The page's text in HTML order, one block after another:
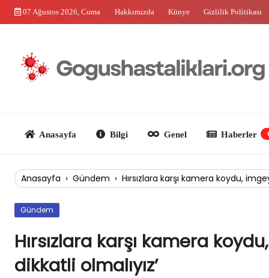
Skip
07 Ağustos 2026, Cuma Hakkımızda Künye Gizlilik Politikası
Anasayfa › Gündem › Hırsızlara karşı kamera koydu,
Gündem
Hırsızlara karşı kamera
dikkatli olmalıyız’